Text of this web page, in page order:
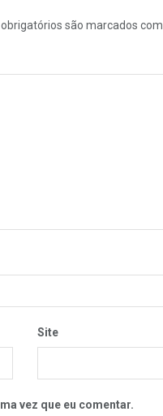
são marcados com
Site
vez que eu comentar.